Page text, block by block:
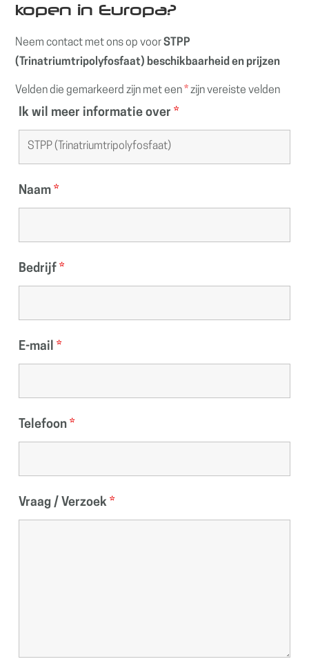
kopen in Europa?
Neem contact met ons op voorSTPP
(Trinatriumtripolyfosfaat) beschikbaarheid en prijzen
Velden die gemarkeerd zijn met een*zijn vereiste velden
Ik wil meer informatie over*
Naam*
Bedrijf*
E-mail*
Telefoon*
Vraag / Verzoek*